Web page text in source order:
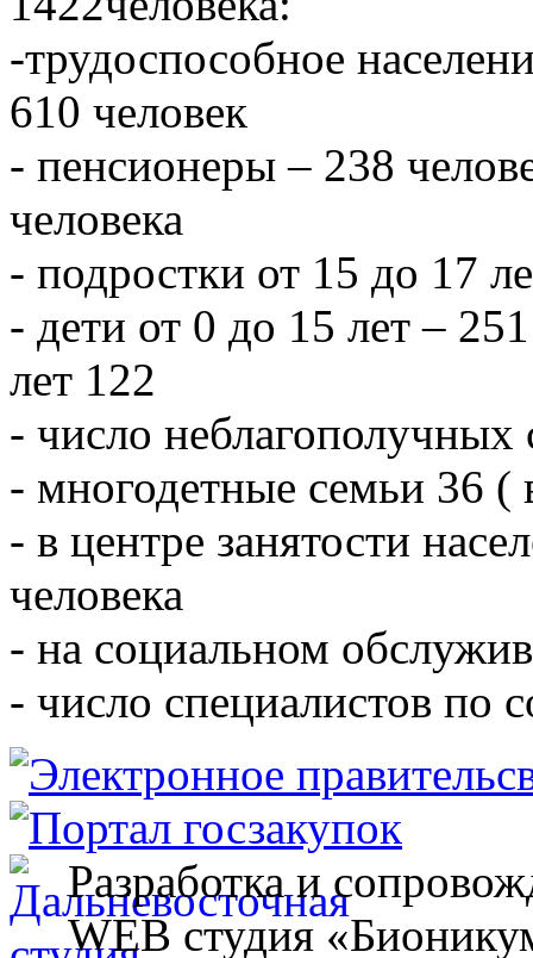
-трудоспособное
610 человек
- пенсионеры – 238
человека
- подростки от 15 до 17
- дети от 0 до 15 лет –
лет 122
- число
- многодетные семьи 36 (
- в центре занятости
человека
- на социальном
- число специалистов по
Разработка и
WEB студия